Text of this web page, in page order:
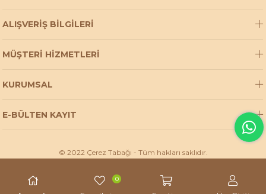
ALIŞVERİŞ BİLGİLERİ
MÜŞTERİ HİZMETLERİ
KURUMSAL
E-BÜLTEN KAYIT
© 2022 Çerez Tabağı - Tüm hakları saklıdır.
0